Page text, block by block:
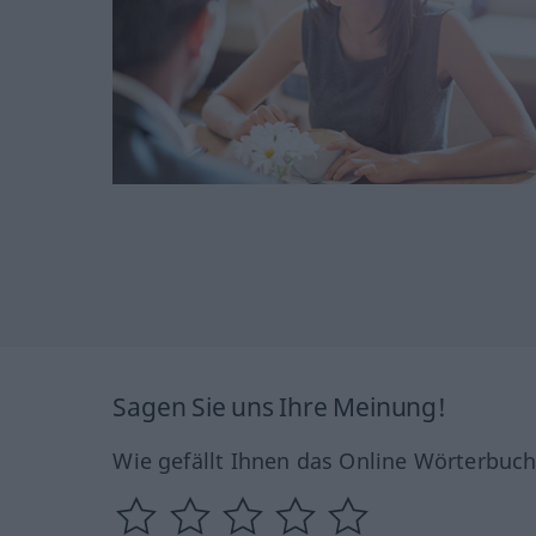
Sagen Sie uns Ihre Meinung!
Wie gefällt Ihnen das Online